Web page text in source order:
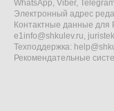
WhatsApp, Viber,
Электронный адрес
Контактные данные для
e1info@shkulev.ru,
Техподдержка:
Рекомендательные